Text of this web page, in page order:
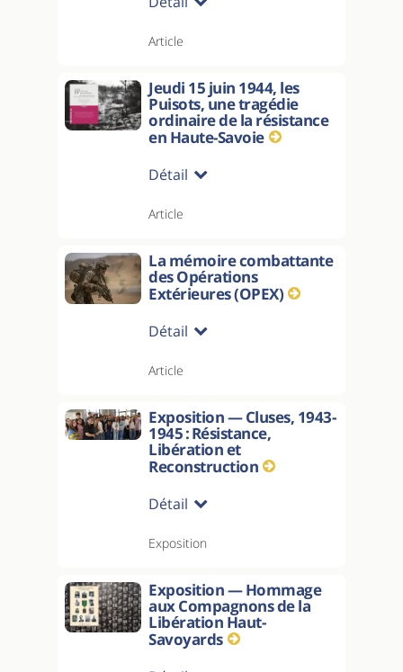
Article
Jeudi 15 juin 1944, les
Puisots, une tragédie
ordinaire de la résistance
en Haute-Savoie
Détail
Article
La mémoire combattante
des Opérations
Extérieures (OPEX)
Détail
Article
Exposition — Cluses, 1943-
1945 : Résistance,
Libération et
Reconstruction
Détail
Exposition
Exposition — Hommage
aux Compagnons de la
Libération Haut-
Savoyards